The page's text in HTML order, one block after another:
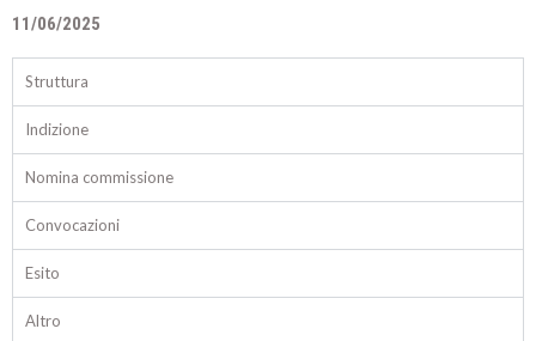
11/06/2025
Struttura
Indizione
Nomina commissione
Convocazioni
Esito
Altro